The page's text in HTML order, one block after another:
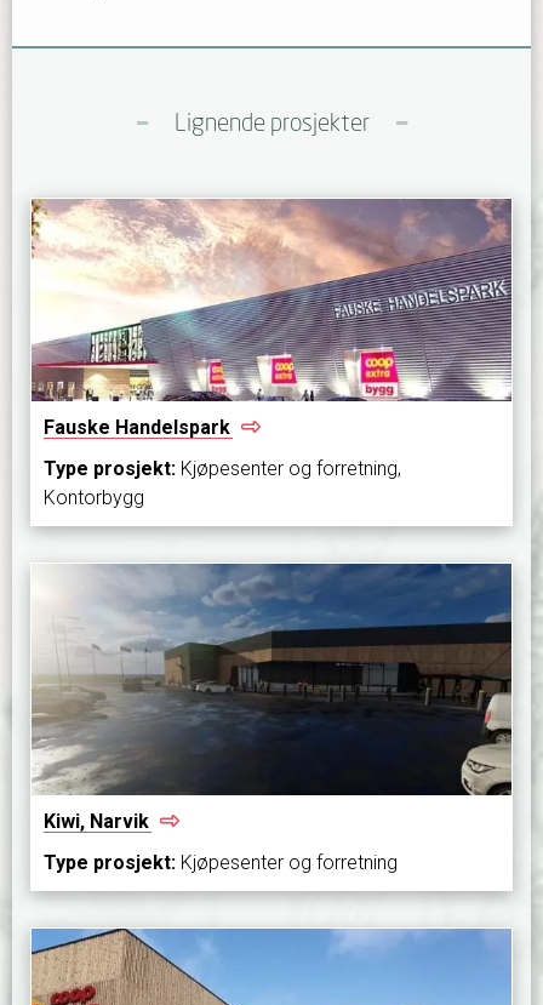
Lignende prosjekter
Fauske Handelspark
Type prosjekt: Kjøpesenter og forretning,
Kontorbygg
Kiwi, Narvik
Type prosjekt: Kjøpesenter og forretning